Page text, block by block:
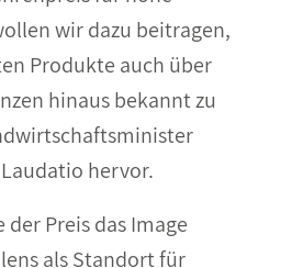
wir dazu beitragen,
Produkte auch über
hinaus bekannt zu
hervor.
Preis das Image
als Standort für